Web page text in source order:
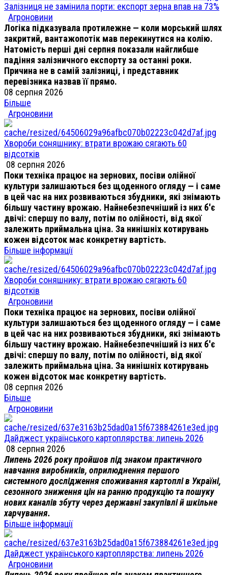
Залізниця не замінила порти: експорт зерна впав на 73%
Агроновини
Логіка підказувала протилежне — коли морський шлях
закритий, вантажопотік мав перекинутися на колію.
Натомість перші дні серпня показали найглибше
падіння залізничного експорту за останні роки.
Причина не в самій залізниці, і представник
перевізника назвав її прямо.
08 серпня 2026
Більше
Агроновини
Хвороби соняшнику: втрати врожаю сягають 60
відсотків
08 серпня 2026
Поки техніка працює на зернових, посіви олійної
культури залишаються без щоденного огляду — і саме
в цей час на них розвиваються збудники, які знімають
більшу частину врожаю. Найнебезпечніший із них б'є
двічі: спершу по валу, потім по олійності, від якої
залежить приймальна ціна. За нинішніх котирувань
кожен відсоток має конкретну вартість.
Більше інформації
Хвороби соняшнику: втрати врожаю сягають 60
відсотків
Агроновини
Поки техніка працює на зернових, посіви олійної
культури залишаються без щоденного огляду — і саме
в цей час на них розвиваються збудники, які знімають
більшу частину врожаю. Найнебезпечніший із них б'є
двічі: спершу по валу, потім по олійності, від якої
залежить приймальна ціна. За нинішніх котирувань
кожен відсоток має конкретну вартість.
08 серпня 2026
Більше
Агроновини
Дайджест українського картоплярства: липень 2026
08 серпня 2026
Липень 2026 року пройшов під знаком практичного
навчання виробників, оприлюднення першого
системного дослідження споживання картоплі в Україні,
сезонного зниження цін на ранню продукцію та пошуку
нових каналів збуту через державні закупівлі й шкільне
харчування.
Більше інформації
Дайджест українського картоплярства: липень 2026
Агроновини